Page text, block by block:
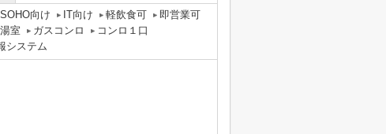
SOHO向け IT向け 軽飲食可
即営業可
室 ガスコンロ
コンロ１口
システム